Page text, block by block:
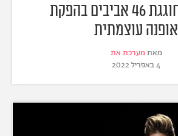
סנדי בר חוגגת 46 אביבים בהפקת
אופנה עוצמתית
מאת מערכת את
4 באפריל 2022